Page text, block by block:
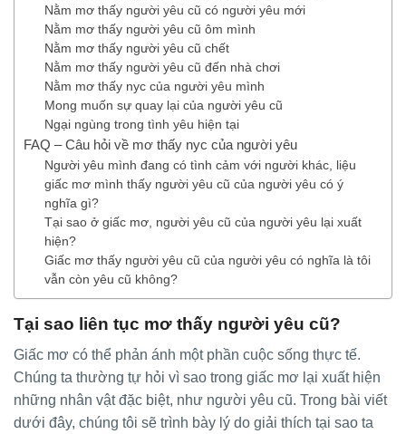
Nằm mơ thấy người yêu cũ có người yêu mới
Nằm mơ thấy người yêu cũ ôm mình
Nằm mơ thấy người yêu cũ chết
Nằm mơ thấy người yêu cũ đến nhà chơi
Nằm mơ thấy nyc của người yêu mình
Mong muốn sự quay lại của người yêu cũ
Ngại ngùng trong tình yêu hiện tại
FAQ – Câu hỏi về mơ thấy nyc của người yêu
Người yêu mình đang có tình cảm với người khác, liệu
giấc mơ mình thấy người yêu cũ của người yêu có ý
nghĩa gì?
Tại sao ở giấc mơ, người yêu cũ của người yêu lại xuất
hiện?
Giấc mơ thấy người yêu cũ của người yêu có nghĩa là tôi
vẫn còn yêu cũ không?
Tại sao liên tục mơ thấy người yêu cũ?
Giấc mơ có thể phản ánh một phần cuộc sống thực tế.
Chúng ta thường tự hỏi vì sao trong giấc mơ lại xuất hiện
những nhân vật đặc biệt, như người yêu cũ. Trong bài viết
dưới đây, chúng tôi sẽ trình bày lý do giải thích tại sao ta